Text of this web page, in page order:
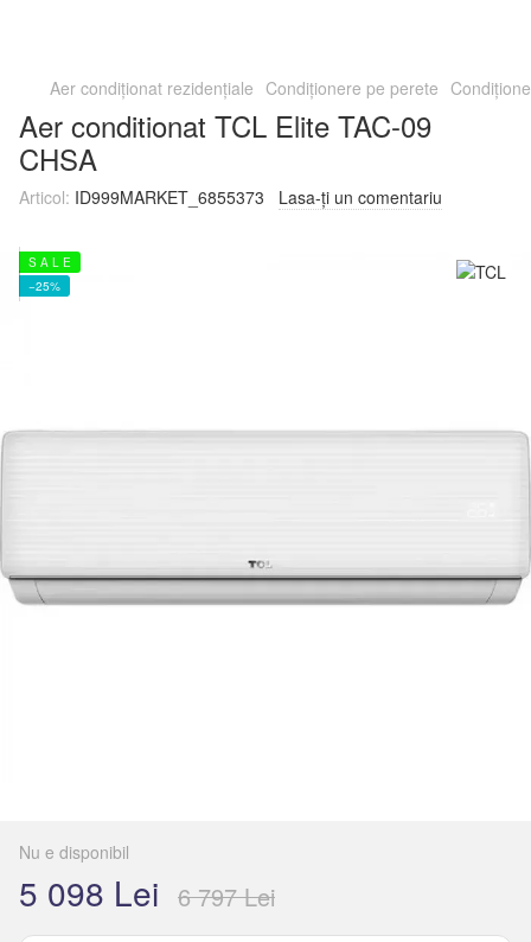
Aer condiționat rezidențiale Condiționere pe perete
Aer conditionat TCL Elite TAC-09
CHSA
Articol: ID999MARKET_6855373 Lasa-ți un comentariu
S A L E
−25%
Nu e disponibil
5 098 Lei 6 797 Lei